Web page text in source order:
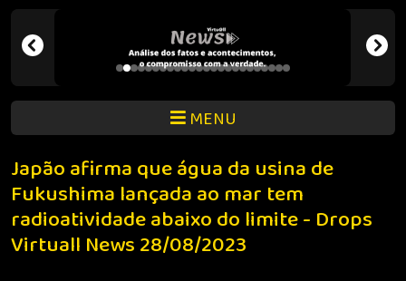
MENU
Japão afirma que água da usina de
Fukushima lançada ao mar tem
radioatividade abaixo do limite - Drops
Virtuall News 28/08/2023